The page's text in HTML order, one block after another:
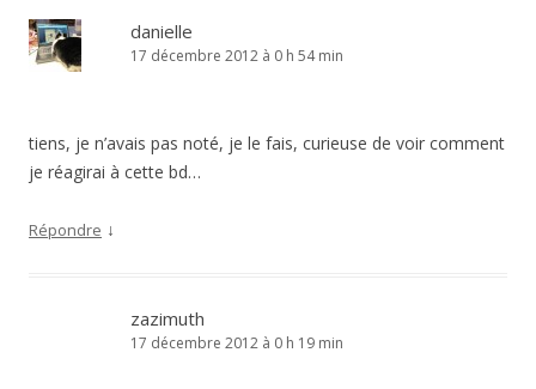
danielle
17 décembre 2012 à 0 h 54 min
tiens, je n’avais pas noté, je le fais, curieuse de voir comment
je réagirai à cette bd…
Répondre ↓
zazimuth
17 décembre 2012 à 0 h 19 min